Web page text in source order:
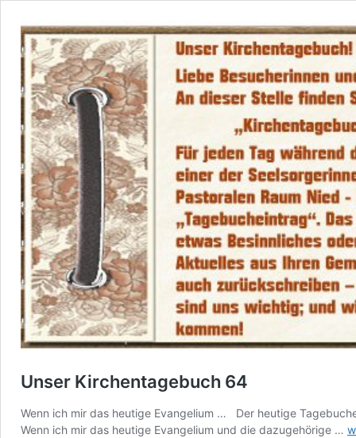
Unser Kirchentagebuch 64
Wenn ich mir das heutige Evangelium … Der heutige
Wenn ich mir das heutige Evangelium und die dazugehörige …